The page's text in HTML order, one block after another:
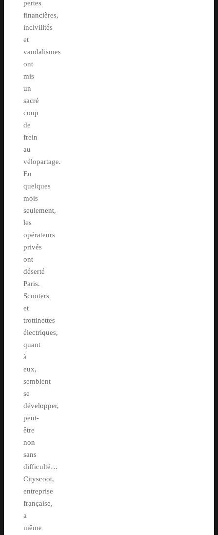
pertes
financières,
incivilités
et
vandalismes
ont
mis
un
sacré
coup
de
frein
au
vélopartage.
En
quelques
mois
seulement,
les
opérateurs
privés
ont
déserté
Paris.
Scooters
et
trottinettes
électriques,
quant
à
eux,
semblent
se
développer,
peut-
être
non
sans
difficulté…
Cityscoot,
entreprise
française,
a
même